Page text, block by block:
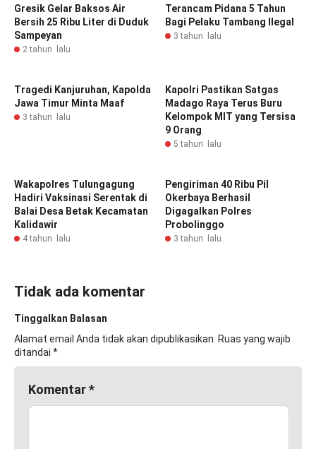
Gresik Gelar Baksos Air
Bersih 25 Ribu Liter di Duduk
Sampeyan
2 tahun lalu
Terancam Pidana 5 Tahun
Bagi Pelaku Tambang Ilegal
3 tahun lalu
Tragedi Kanjuruhan, Kapolda
Jawa Timur Minta Maaf
3 tahun lalu
Kapolri Pastikan Satgas
Madago Raya Terus Buru
Kelompok MIT yang Tersisa
9 Orang
5 tahun lalu
Wakapolres Tulungagung
Hadiri Vaksinasi Serentak di
Balai Desa Betak Kecamatan
Kalidawir
4 tahun lalu
Pengiriman 40 Ribu Pil
Okerbaya Berhasil
Digagalkan Polres
Probolinggo
3 tahun lalu
Tidak ada komentar
Tinggalkan Balasan
Alamat email Anda tidak akan dipublikasikan. Ruas yang wajib
ditandai *
Komentar*